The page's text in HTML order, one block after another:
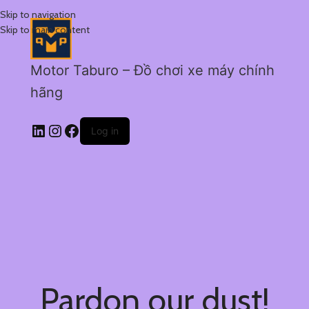
Skip to navigation
Skip to main content
Motor Taburo – Đồ chơi xe máy chính
hãng
Log in
Pardon our dust!